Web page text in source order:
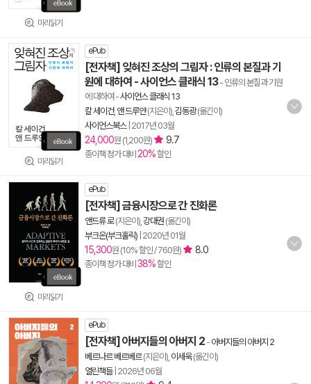
미리읽기
미리읽기
ePub
[전자책] 잊혀진 조상의 그림자 : 인류의 본질과 기
원에 대하여 - 사이언스 클래식 13- 인류의 본질과 기원
에 대하여 -사이언스 클래식 13
칼 세이건, 앤 드루얀(지은이), 김동광(옮긴이)
사이언스북스| 2017년 03월
24,000원 (1,200원) 9.7
종이책 정가 대비 20%할인
미리읽기
ePub
[전자책] 금융시장으로 간 진화론
앤드류 로(지은이), 강대권 (옮긴이)
부크온(부크홀릭) 2020년 01월
15,300원 (10% 할인 / 760원) 8.0
종이책 정가 대비 38%할인
ePub
[전자책] 아버지들의 아버지 2 - 아버지들의 아버지 2
베르나르 베르베르(지은이), 이세욱(옮긴이)
열린책들| 2026년 06월